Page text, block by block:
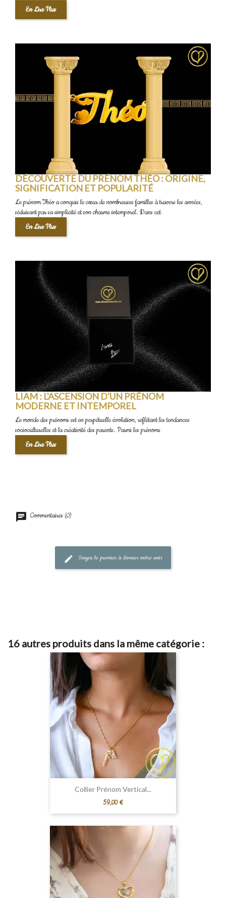
En Lire Plus
DÉCOUVERTE DU PRÉNOM THÉO : ORIGINE,
SIGNIFICATION ET POPULARITÉ
Le prénom Théo a conquis le cœur de nombreuses familles à travers les années,
séduisant par sa simplicité et son charme intemporel. Dans cet
En Lire Plus
LIAM : L'ASCENSION D'UN PRÉNOM
MODERNE ET INTEMPOREL
Le monde des prénoms est en perpétuelle évolution, reflétant les tendances
socioculturelles et la créativité des parents. Parmi les prénoms
En Lire Plus
Commentaires (0)
Soyez le premier à donner votre avis
16 autres produits dans la même catégorie :
Collier Prénom Vertical...
Prix
59,00 €